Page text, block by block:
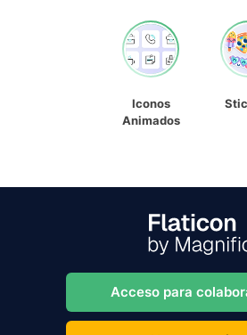
Iconos
Animados
Acceso para